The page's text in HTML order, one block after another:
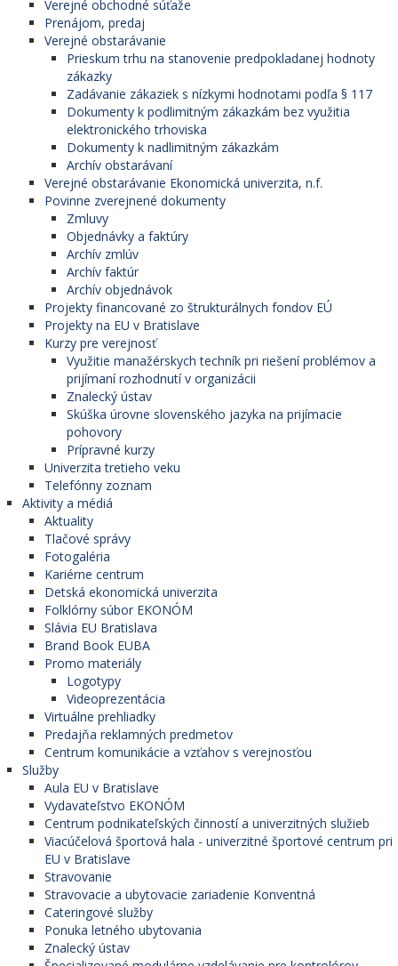
Verejné obchodné súťaže
Prenájom, predaj
Verejné obstarávanie
Prieskum trhu na stanovenie predpokladanej hodnoty
zákazky
Zadávanie zákaziek s nízkymi hodnotami podľa § 117
Dokumenty k podlimitným zákazkám bez využitia
elektronického trhoviska
Dokumenty k nadlimitným zákazkám
Archív obstarávaní
Verejné obstarávanie Ekonomická univerzita, n.f.
Povinne zverejnené dokumenty
Zmluvy
Objednávky a faktúry
Archív zmlúv
Archív faktúr
Archív objednávok
Projekty financované zo štrukturálnych fondov EÚ
Projekty na EU v Bratislave
Kurzy pre verejnosť
Využitie manažérskych techník pri riešení problémov a
prijímaní rozhodnutí v organizácii
Znalecký ústav
Skúška úrovne slovenského jazyka na prijímacie
pohovory
Prípravné kurzy
Univerzita tretieho veku
Telefónny zoznam
Aktivity a médiá
Aktuality
Tlačové správy
Fotogaléria
Kariérne centrum
Detská ekonomická univerzita
Folklórny súbor EKONÓM
Slávia EU Bratislava
Brand Book EUBA
Promo materiály
Logotypy
Videoprezentácia
Virtuálne prehliadky
Predajňa reklamných predmetov
Centrum komunikácie a vzťahov s verejnosťou
Služby
Aula EU v Bratislave
Vydavateľstvo EKONÓM
Centrum podnikateľských činností a univerzitných služieb
Viacúčelová športová hala - univerzitné športové centrum pri
EU v Bratislave
Stravovanie
Stravovacie a ubytovacie zariadenie Konventná
Cateringové služby
Ponuka letného ubytovania
Znalecký ústav